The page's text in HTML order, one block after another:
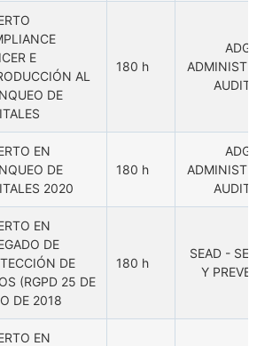
E
AL
DE
180 h
EN
DE
2020
180 h
EN
DE
DE
(RGPD 25 DE
DE 2018
180 h
SEAD -
Y
EN